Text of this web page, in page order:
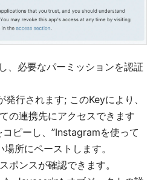
、必要なパーミッションを認証
行されます; このKeyにより、
の連携先にアクセスできます
ピーし、”Instagramを使って
所にペーストします。
ンスが確認できます。